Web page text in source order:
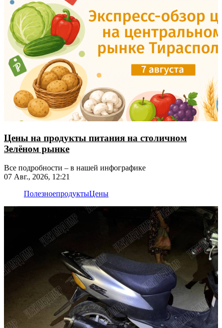
Цены на продукты питания на столичном
Зелёном рынке
Все подробности – в нашей инфографике
07 Авг., 2026, 12:21
ПолезноепродуктыЦены